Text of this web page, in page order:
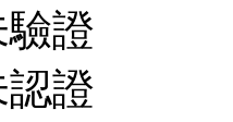
驗證
認證